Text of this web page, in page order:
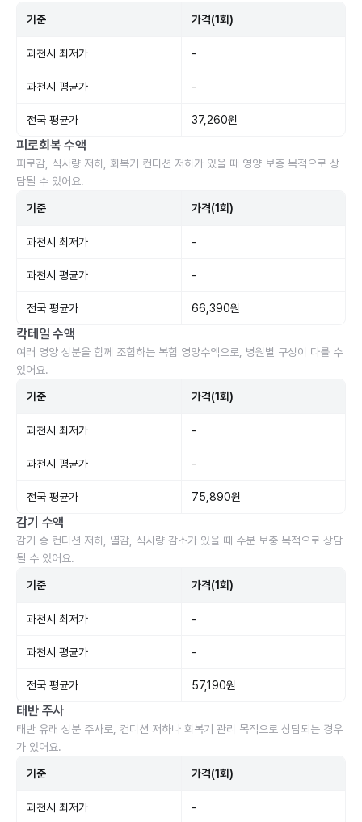
기준 가격(1회)
과천시 최저가 -
과천시 평균가 -
전국 평균가 37,260원
피로회복 수액
피로감, 식사량 저하, 회복기 컨디션 저하가 있을 때 영양 보충 목적으로 상
담될 수 있어요.
기준 가격(1회)
과천시 최저가 -
과천시 평균가 -
전국 평균가 66,390원
칵테일 수액
여러 영양 성분을 함께 조합하는 복합 영양수액으로, 병원별 구성이 다를 수
있어요.
기준 가격(1회)
과천시 최저가 -
과천시 평균가 -
전국 평균가 75,890원
감기 수액
감기 중 컨디션 저하, 열감, 식사량 감소가 있을 때 수분 보충 목적으로 상담
될 수 있어요.
기준 가격(1회)
과천시 최저가 -
과천시 평균가 -
전국 평균가 57,190원
태반 주사
태반 유래 성분 주사로, 컨디션 저하나 회복기 관리 목적으로 상담되는 경우
가 있어요.
기준 가격(1회)
과천시 최저가 -